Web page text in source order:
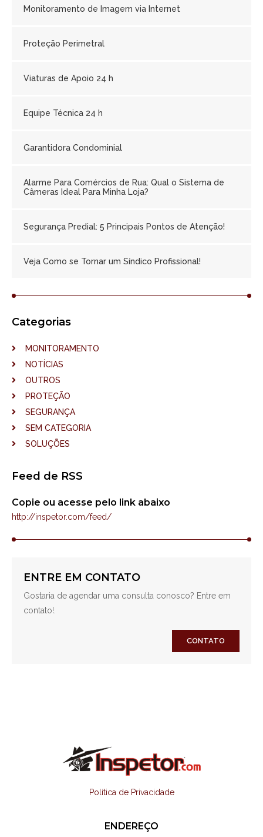
Monitoramento de Imagem via Internet
Proteção Perimetral
Viaturas de Apoio 24 h
Equipe Técnica 24 h
Garantidora Condominial
Alarme Para Comércios de Rua: Qual o Sistema de
Câmeras Ideal Para Minha Loja?
Segurança Predial: 5 Principais Pontos de Atenção!
Veja Como se Tornar um Síndico Profissional!
Categorias
MONITORAMENTO
NOTÍCIAS
OUTROS
PROTEÇÃO
SEGURANÇA
SEM CATEGORIA
SOLUÇÕES
Feed de RSS
Copie ou acesse pelo link abaixo
http://inspetor.com/feed/
ENTRE EM CONTATO
Gostaria de agendar uma consulta conosco? Entre em
contato!.
CONTATO
Política de Privacidade
ENDEREÇO